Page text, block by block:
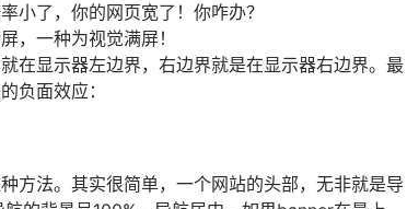
小了，你的网页宽了！你咋办？
，一种为视觉满屏！
在显示器左边界，右边界就是在显示器右边界。最
负面效应：
方法。其实很简单，一个网站的头部，无非就是导